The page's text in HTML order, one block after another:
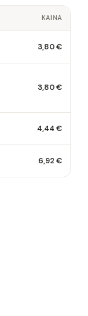
KAINA
3,80 €
3,80 €
4,44 €
6,92 €